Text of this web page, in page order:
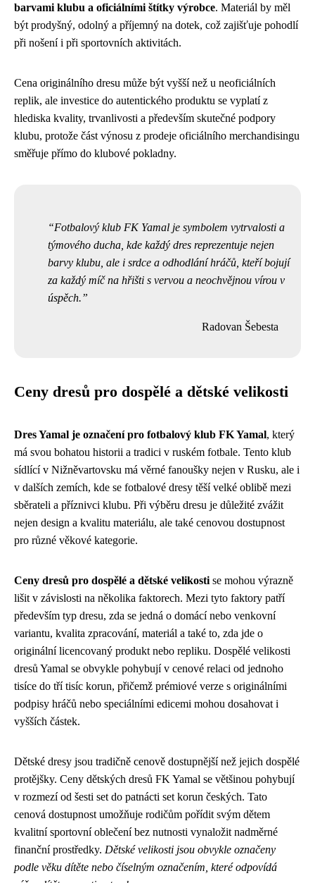
barvami klubu a oficiálními štítky výrobce. Materiál by měl
být prodyšný, odolný a příjemný na dotek, což zajišťuje pohodlí
při nošení i při sportovních aktivitách.
Cena originálního dresu může být vyšší než u neoficiálních
replik, ale investice do autentického produktu se vyplatí z
hlediska kvality, trvanlivosti a především skutečné podpory
klubu, protože část výnosu z prodeje oficiálního merchandisingu
směřuje přímo do klubové pokladny.
Fotbalový klub FK Yamal je symbolem vytrvalosti a
týmového ducha, kde každý dres reprezentuje nejen
barvy klubu, ale i srdce a odhodlání hráčů, kteří bojují
za každý míč na hřišti s vervou a neochvějnou vírou v
úspěch.
Radovan Šebesta
Ceny dresů pro dospělé a dětské velikosti
Dres Yamal je označení pro fotbalový klub FK Yamal, který
má svou bohatou historii a tradici v ruském fotbale. Tento klub
sídlící v Nižněvartovsku má věrné fanoušky nejen v Rusku, ale i
v dalších zemích, kde se fotbalové dresy těší velké oblibě mezi
sběrateli a příznivci klubu. Při výběru dresu je důležité zvážit
nejen design a kvalitu materiálu, ale také cenovou dostupnost
pro různé věkové kategorie.
Ceny dresů pro dospělé a dětské velikosti se mohou výrazně
lišit v závislosti na několika faktorech. Mezi tyto faktory patří
především typ dresu, zda se jedná o domácí nebo venkovní
variantu, kvalita zpracování, materiál a také to, zda jde o
originální licencovaný produkt nebo repliku. Dospělé velikosti
dresů Yamal se obvykle pohybují v cenové relaci od jednoho
tisíce do tří tisíc korun, přičemž prémiové verze s originálními
podpisy hráčů nebo speciálními edicemi mohou dosahovat i
vyšších částek.
Dětské dresy jsou tradičně cenově dostupnější než jejich dospělé
protějšky. Ceny dětských dresů FK Yamal se většinou pohybují
v rozmezí od šesti set do patnácti set korun českých. Tato
cenová dostupnost umožňuje rodičům pořídit svým dětem
kvalitní sportovní oblečení bez nutnosti vynaložit nadměrné
finanční prostředky. Dětské velikosti jsou obvykle označeny
podle věku dítěte nebo číselným označením, které odpovídá